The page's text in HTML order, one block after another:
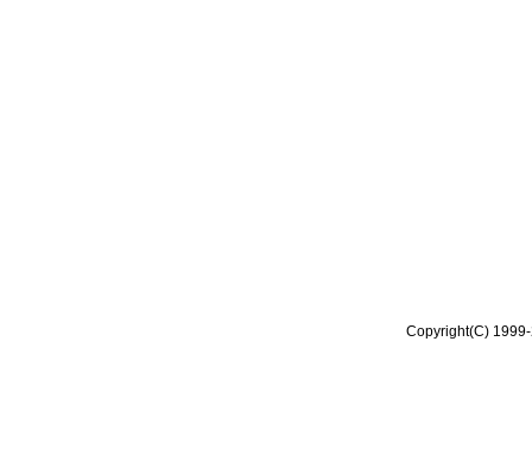
Copyright(C)